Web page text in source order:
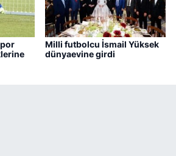
Milli futbolcu İsmail Yüksek
dünyaevine girdi